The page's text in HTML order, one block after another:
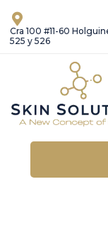
contenido
Cra 100 #11-60
525 y 526